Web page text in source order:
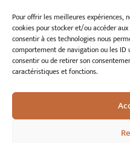
Pour offrir les meilleures expériences,
cookies pour stocker et/ou accéder
consentir à ces technologies nous
comportement de navigation ou les ID
consentir ou de retirer son
caractéristiques et fonctions.
Publications et ouvrages
Archives patrimoniales
Bretania